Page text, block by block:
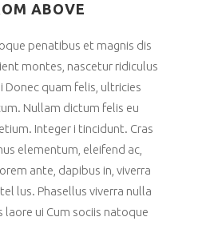
ABOVE
penatibus et magnis dis
montes, nascetur ridiculus
Donec quam felis, ultricies
Nullam dictum felis eu
Integer i tincidunt. Cras
elementum, eleifend ac,
ante, dapibus in, viverra
lus. Phasellus viverra nulla
laore ui Cum sociis natoque